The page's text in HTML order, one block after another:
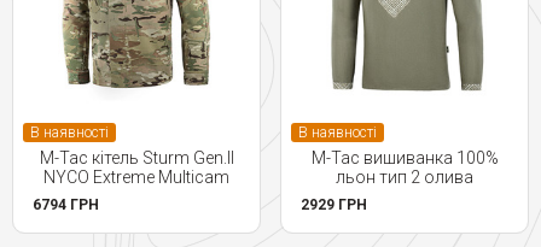
В наявності
M-Tac кітель Sturm Gen.II
NYCO Extreme Multicam
6794 ГРН
В наявності
M-Tac вишиванка 100%
льон тип 2 олива
2929 ГРН